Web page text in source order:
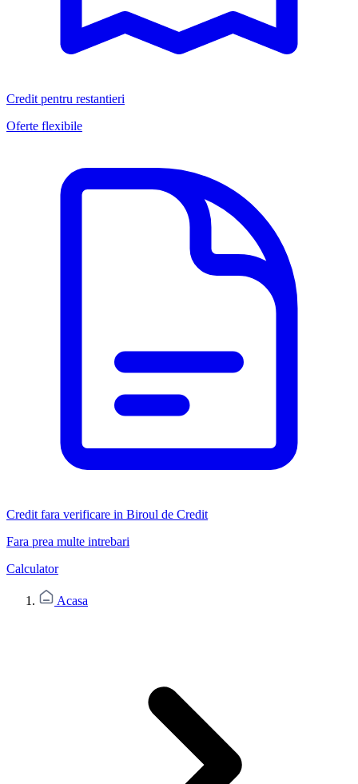
Credit pentru restantieri
Oferte flexibile
Credit fara verificare in Biroul de Credit
Fara prea multe intrebari
Calculator
Acasa